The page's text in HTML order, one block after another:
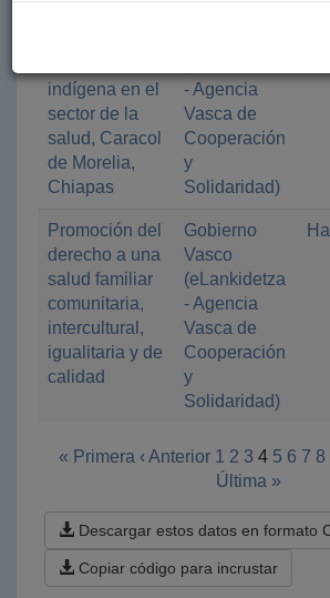
indígena en el
sector de la
salud, Caracol
de Morelia,
Chiapas
- Agencia
Vasca de
Cooperación
y
Solidaridad)
Promoción del
derecho a una
salud familiar
comunitaria,
intercultural,
igualitaria y de
calidad
Gobierno
Vasco
(eLankidetza
- Agencia
Vasca de
Cooperación
y
Solidaridad)
« Primera ‹ Anterior 1 2 3 4 5 6 7 8
Última »
Descargar estos datos en formato
Copiar código para incrustar